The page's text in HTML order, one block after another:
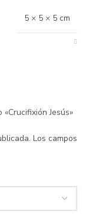
5 × 5 × 5 cm
Jesús»
Los campos